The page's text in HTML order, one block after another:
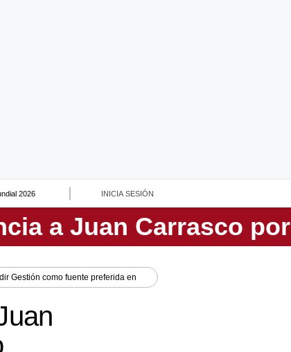
2026 INICIA SESIÓN
Gestión como fuente preferida en